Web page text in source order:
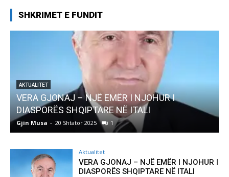
SHKRIMET E FUNDIT
AKTUALITET
Pregaditi Gjin Musa-Rome- Shtator 2025
Gjin Musa - 8 Shtator 2025 0
Aktualitet
VERA GJONAJ – NJË EMËR I NJOHUR I
DIASPORËS SHQIPTARE NË ITALI